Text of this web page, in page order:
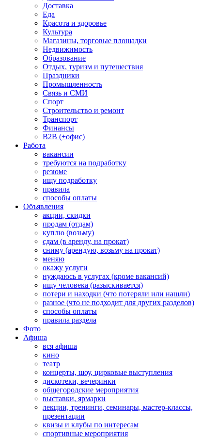
Доставка
Еда
Красота и здоровье
Культура
Магазины, торговые площадки
Недвижимость
Образование
Отдых, туризм и путешествия
Праздники
Промышленность
Связь и СМИ
Спорт
Строительство и ремонт
Транспорт
Финансы
B2B (+офис)
Работа
вакансии
требуются на подработку
резюме
ищу подработку
правила
способы оплаты
Объявления
акции, скидки
продам (отдам)
куплю (возьму)
сдам (в аренду, на прокат)
сниму (арендую, возьму на прокат)
меняю
окажу услуги
нуждаюсь в услугах (кроме вакансий)
ищу человека (разыскивается)
потери и находки (что потеряли или нашли)
разное (что не подходит для других разделов)
способы оплаты
правила раздела
Фото
Афиша
вся афиша
кино
театр
концерты, шоу, цирковые выступления
дискотеки, вечеринки
общегородские мероприятия
выставки, ярмарки
лекции, тренинги, семинары, мастер-классы,
презентации
квизы и клубы по интересам
спортивные мероприятия